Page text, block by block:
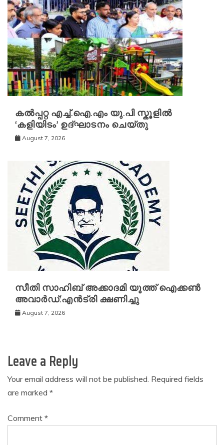
കൽപ്പറ്റ എച്ച്.ഐ.എം യു.പി സ്കൂ‌ളിൽ
‘കളിയിടം’ ഉദ്ഘാടനം ചെയ്തു
August 7, 2026
സീതി സാഹിബ് അക്കാദമി യൂത്ത് ഐക്കൺ
അവാർഡ്:എൻട്രി ക്ഷണിച്ചു
August 7, 2026
Leave a Reply
Your email address will not be published. Required fields
are marked *
Comment *